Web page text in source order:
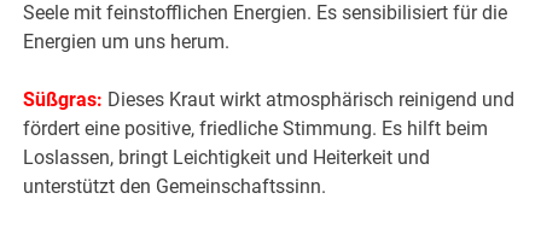
Seele mit feinstofflichen Energien. Es sensibilisiert für die
Energien um uns herum.
Süßgras: Dieses Kraut wirkt atmosphärisch reinigend und
fördert eine positive, friedliche Stimmung. Es hilft beim
Loslassen, bringt Leichtigkeit und Heiterkeit und
unterstützt den Gemeinschaftssinn.